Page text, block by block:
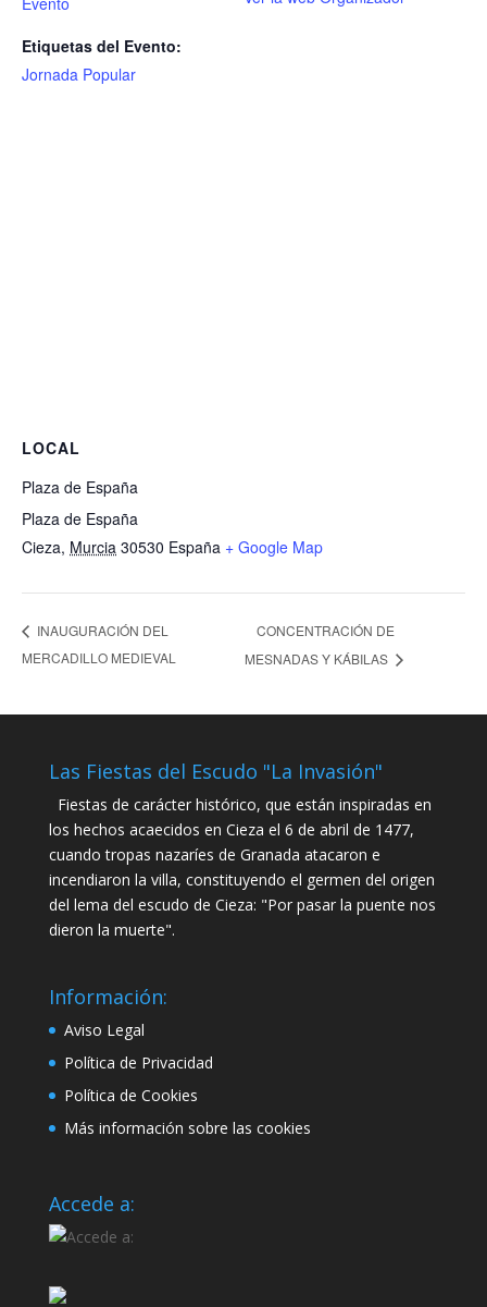
Etiquetas del Evento:
Jornada Popular
LOCAL
Plaza de España
Plaza de España
Cieza, Murcia 30530 España + Google Map
INAUGURACIÓN DEL
MERCADILLO MEDIEVAL
CONCENTRACIÓN DE
MESNADAS Y KÁBILAS
Las Fiestas del Escudo "La Invasión"
Fiestas de carácter histórico, que están inspiradas en
los hechos acaecidos en Cieza el 6 de abril de 1477,
cuando tropas nazaríes de Granada atacaron e
incendiaron la villa, constituyendo el germen del origen
del lema del escudo de Cieza: "Por pasar la puente nos
dieron la muerte".
Información:
Aviso Legal
Política de Privacidad
Política de Cookies
Más información sobre las cookies
Accede a: